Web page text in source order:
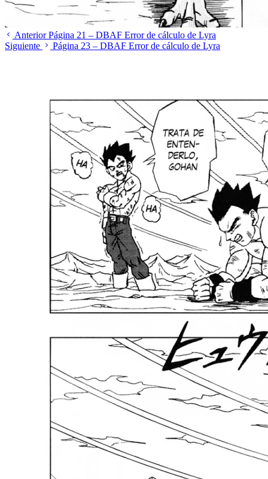
AnteriorPágina 21 – DBAF Error de cálculo de Lyra
Siguiente
Página 23 – DBAF Error de cálculo de Lyra